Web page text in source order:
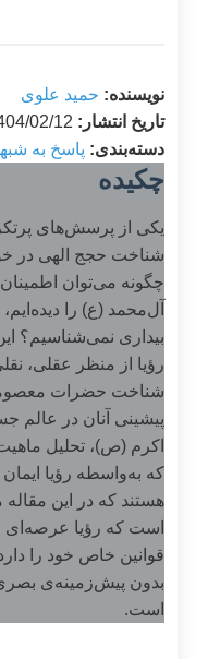
نویسنده: حمید علوی
تاریخ انتشار: 02/12
دسته‌بندی: پاسخ به
چکیده
یکی از پرسش‌های
شناخت حجج الهی در
چگونه می‌توان
آل‌محمد (ع) را
بیداری نمی‌شناسیم؟
رؤیا از منظر عقلی،
شناخت حضرات
پیشینی آنان در عالم
اکرم (ص)، تحلیل
که به‌واسطه رؤیا ایمان
هستند که در این
است که رؤیا عرصه‌ای
قوانین خاص خود را
بدون پیش‌زمینه‌ی
است.